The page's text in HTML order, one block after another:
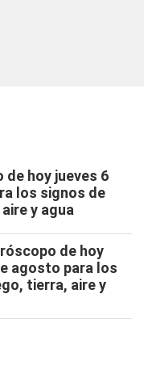
de hoy jueves 6
los signos de
y agua
de hoy
agosto para los
tierra, aire y